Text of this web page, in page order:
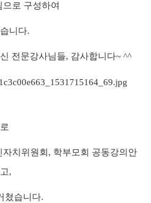
로 구성하여
니다.
전문강사님들, 감사합니다~ ^^
치위원회, 학부모회 공동강의안
,
쳤습니다.